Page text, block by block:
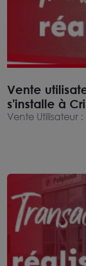
Vente
s'installe à
Vente Utilisateur